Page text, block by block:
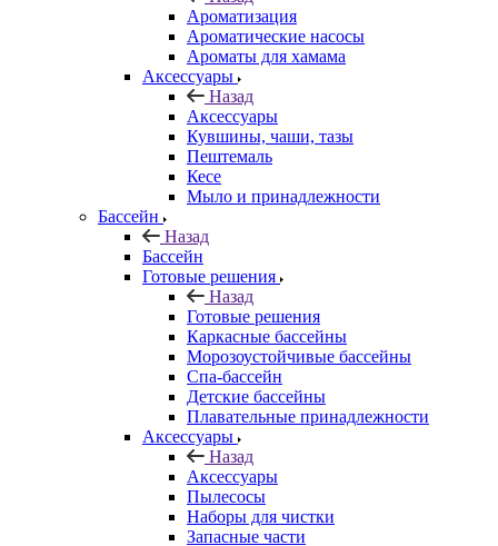
Ароматизация
Ароматические насосы
Ароматы для хамама
Аксессуары
Назад
Аксессуары
Кувшины, чаши, тазы
Пештемаль
Кесе
Мыло и принадлежности
Бассейн
Назад
Бассейн
Готовые решения
Назад
Готовые решения
Каркасные бассейны
Морозоустойчивые бассейны
Спа-бассейн
Детские бассейны
Плавательные принадлежности
Аксессуары
Назад
Аксессуары
Пылесосы
Наборы для чистки
Запасные части